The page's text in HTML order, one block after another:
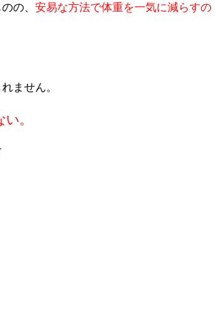
の、 安易な方法で体重を一気に減らすの
ません。
。